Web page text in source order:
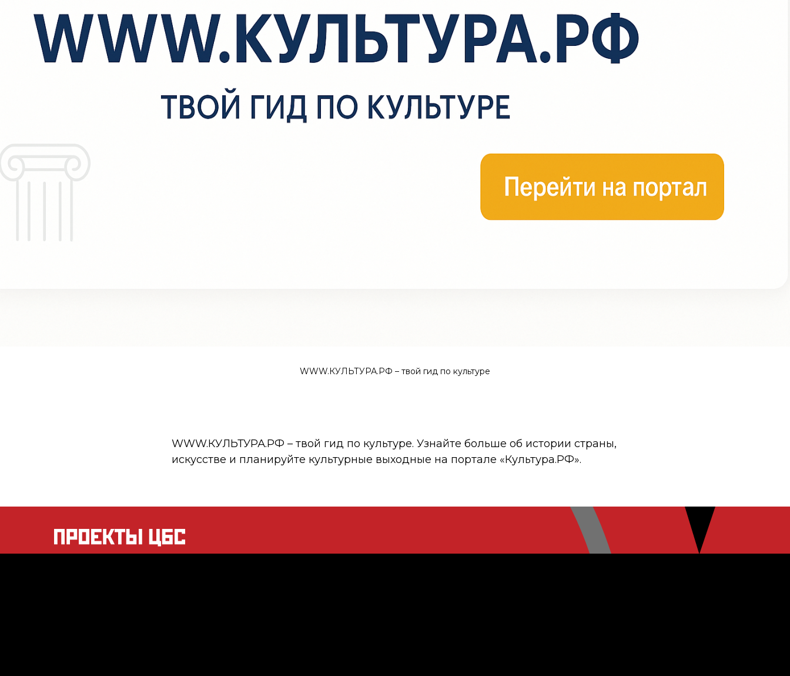
WWW.КУЛЬТУРА.РФ – твой гид по культуре
WWW.КУЛЬТУРА.РФ – твой гид по культуре. Узнайте больше об истории страны,
искусстве и планируйте культурные выходные на портале «Культура.РФ».